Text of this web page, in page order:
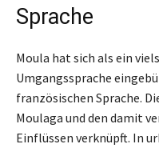
Sprache
Moula hat sich als ein
Umgangssprache
französischen Sprache.
Moulaga und den damit
Einflüssen verknüpft. In